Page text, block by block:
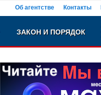
Об агентстве Контакты
ЗАКОН И ПОРЯДОК